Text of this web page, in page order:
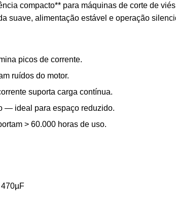
compacto** para máquinas de corte de
suave, alimentação estável e operação
picos de corrente.
ruídos do motor.
suporta carga contínua.
— ideal para espaço reduzido.
> 60.000 horas de uso.